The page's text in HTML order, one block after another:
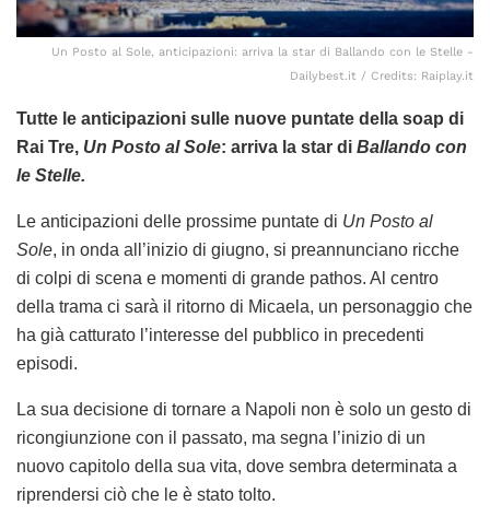
Un Posto al Sole, anticipazioni: arriva la star di Ballando con le Stelle -
Dailybest.it / Credits: Raiplay.it
Tutte le anticipazioni sulle nuove puntate della soap di
Rai Tre, Un Posto al Sole: arriva la star di Ballando con
le Stelle.
Le anticipazioni delle prossime puntate di Un Posto al
Sole, in onda all’inizio di giugno, si preannunciano ricche
di colpi di scena e momenti di grande pathos. Al centro
della trama ci sarà il ritorno di Micaela, un personaggio che
ha già catturato l’interesse del pubblico in precedenti
episodi.
La sua decisione di tornare a Napoli non è solo un gesto di
ricongiunzione con il passato, ma segna l’inizio di un
nuovo capitolo della sua vita, dove sembra determinata a
riprendersi ciò che le è stato tolto.